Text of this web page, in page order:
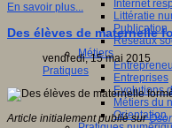
Internet
Littératie
Publication
Réseaux
Métiers
Entreprises
Evolutions
Métiers du
Orientation
En savoir plus...
Des élèves de maternelle
vendredi, 15 mai 2015
Pratiques
Article initialement publié sur